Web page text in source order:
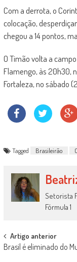
Com a derrota, o
colocação,
chegou a 14 pontos,
O Timão volta a
Flamengo, às 20h30,
Fortaleza, no sábado
Tagged Brasileirão
Setorista
Fórmula 1
Post
navigation
Artigo anterior
Brasil é eliminado do